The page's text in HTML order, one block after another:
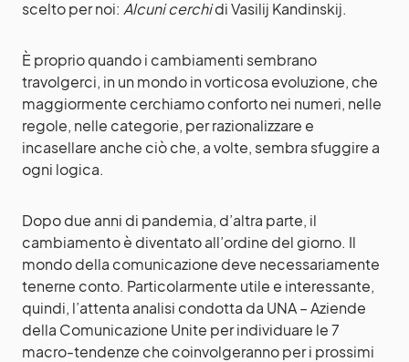
scelto per noi: Alcuni cerchidi Vasilij Kandinskij.
È proprio quando i cambiamenti sembrano
travolgerci, in un mondo in vorticosa evoluzione, che
maggiormente cerchiamo conforto nei numeri, nelle
regole, nelle categorie, per razionalizzare e
incasellare anche ciò che, a volte, sembra sfuggire a
ogni logica.
Dopo due anni di pandemia, d’altra parte, il
cambiamento è diventato all’ordine del giorno. Il
mondo della comunicazione deve necessariamente
tenerne conto. Particolarmente utile e interessante,
quindi, l’attenta analisi condotta da UNA – Aziende
della Comunicazione Unite per individuare le 7
macro-tendenze che coinvolgeranno per i prossimi